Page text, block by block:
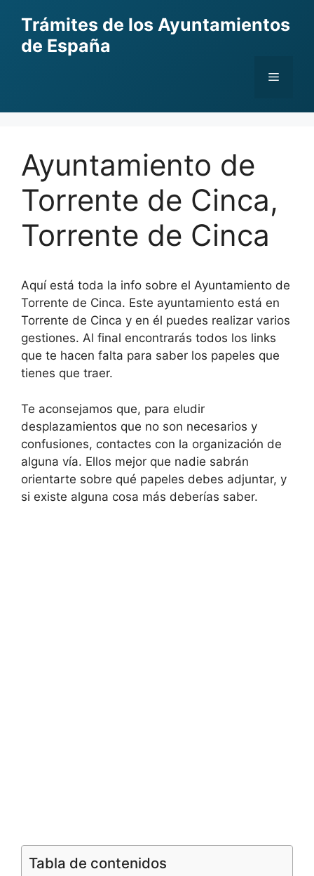
content
Trámites de los Ayuntamientos
de España
Menu
Ayuntamiento de
Torrente de Cinca,
Torrente de Cinca
Aquí está toda la info sobre el Ayuntamiento de
Torrente de Cinca. Este ayuntamiento está en
Torrente de Cinca y en él puedes realizar varios
gestiones. Al final encontrarás todos los links
que te hacen falta para saber los papeles que
tienes que traer.
Te aconsejamos que, para eludir
desplazamientos que no son necesarios y
confusiones, contactes con la organización de
alguna vía. Ellos mejor que nadie sabrán
orientarte sobre qué papeles debes adjuntar, y
si existe alguna cosa más deberías saber.
Tabla de contenidos